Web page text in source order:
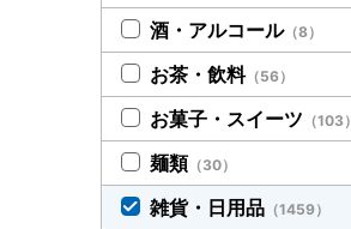
酒・アルコール（8）
お茶・飲料（56）
お菓子・スイーツ （103）
麺類 （30）
雑貨・日用品 （1459）